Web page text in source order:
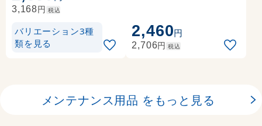
3,168円 税込
バリエーション3種
類を見る
2,460円
2,706円 税込
メンテナンス用品 をもっと見る